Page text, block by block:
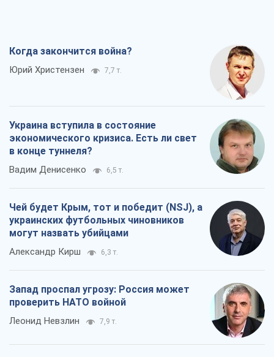
Когда закончится война?
Юрий Христензен 7,7 т.
Украина вступила в состояние
экономического кризиса. Есть ли свет
в конце туннеля?
Вадим Денисенко 6,5 т.
Чей будет Крым, тот и победит (NSJ), а
украинских футбольных чиновников
могут назвать убийцами
Александр Кирш 6,3 т.
Запад проспал угрозу: Россия может
проверить НАТО войной
Леонид Невзлин 7,9 т.